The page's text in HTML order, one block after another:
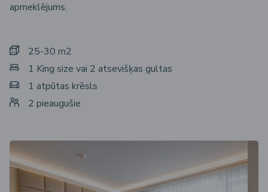
apmeklējums.
25-30 m2
1 King size vai 2 atsevišķas gultas
1 atpūtas krēsls
2 pieaugušie